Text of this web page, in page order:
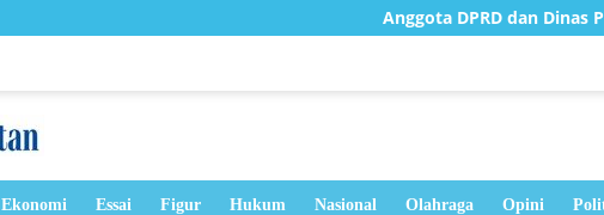
Anggota DPRD dan Dinas PUPR Survei
Ekonomi Essai Figur Hukum Nasional Olahraga Opini